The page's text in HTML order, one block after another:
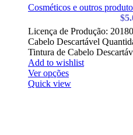
Cosméticos e outros
$
Licença de Produção:
Cabelo Descartável
Tintura de Cabelo
Add to wishlist
Ver opções
Quick view